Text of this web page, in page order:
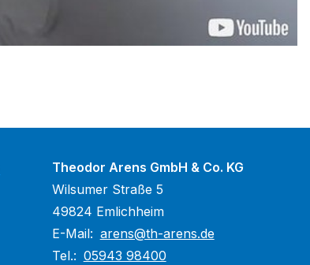
Theodor Arens GmbH & Co. KG
Wilsumer Straße 5
49824 Emlichheim
E-Mail: arens@th-arens.de
Tel.: 05943 98400